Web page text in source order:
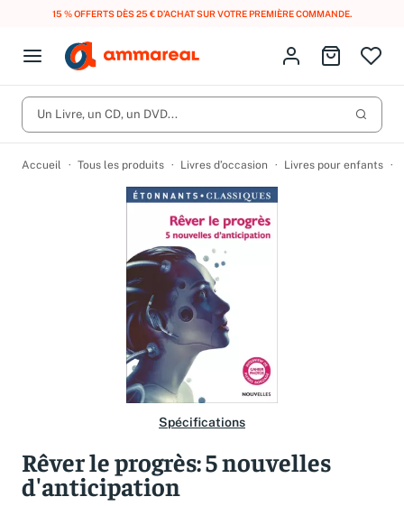
15 % OFFERTS DÈS 25 € D’ACHAT SUR VOTRE PREMIÈRE COMMANDE.
Open menu
Fermer le menu
CD d'occasion
DVD d'occasion
Vinyles d'occasion
Meilleures ventes
Nos engagements
Lancer
Vous n'avez pas trouvé l'article que vous cherchiez ?
Activez les notifications dans votre compte pour être alerté dès
qu'il est en stock.
Créer une alerte
Identifiez-vous
Aller au
Un Livre, un CD, un DVD...
Accueil Tous les produits Livres d’occasion Livres pour enfants
Spécifications
Rêver le progrès: 5 nouvelles
d'anticipation